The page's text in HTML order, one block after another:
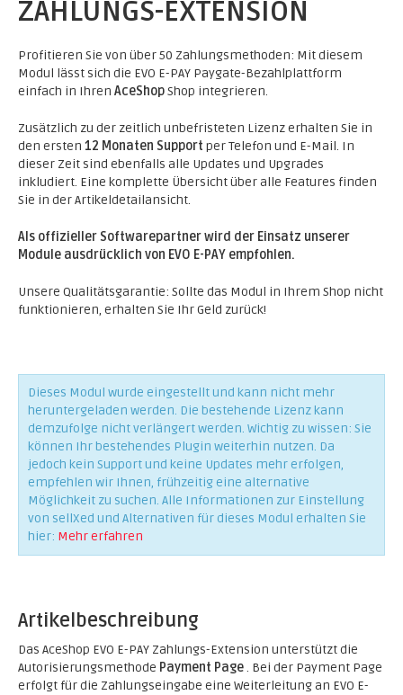
ZAHLUNGS-EXTENSION
Profitieren Sie von über 50 Zahlungsmethoden: Mit diesem
Modul lässt sich die EVO E-PAY Paygate-Bezahlplattform
einfach in Ihren AceShopShop integrieren.
Zusätzlich zu der zeitlich unbefristeten Lizenz erhalten Sie in
den ersten 12 Monaten Support per Telefon und E-Mail. In
dieser Zeit sind ebenfalls alle Updates und Upgrades
inkludiert. Eine komplette Übersicht über alle Features finden
Sie in der Artikeldetailansicht.
Als offizieller Softwarepartner wird der Einsatz unserer
Module ausdrücklich von EVO E-PAY empfohlen.
Unsere Qualitätsgarantie: Sollte das Modul in Ihrem Shop nicht
funktionieren, erhalten Sie Ihr Geld zurück!
Dieses Modul wurde eingestellt und kann nicht mehr
heruntergeladen werden. Die bestehende Lizenz kann
demzufolge nicht verlängert werden. Wichtig zu wissen: Sie
können Ihr bestehendes Plugin weiterhin nutzen. Da
jedoch kein Support und keine Updates mehr erfolgen,
empfehlen wir Ihnen, frühzeitig eine alternative
Möglichkeit zu suchen. Alle Informationen zur Einstellung
von sellXed und Alternativen für dieses Modul erhalten Sie
hier: Mehr erfahren
Artikelbeschreibung
Das AceShop EVO E-PAY Zahlungs-Extension unterstützt die
Autorisierungsmethode Payment Page. Bei der Payment Page
erfolgt für die Zahlungseingabe eine Weiterleitung an EVO E-